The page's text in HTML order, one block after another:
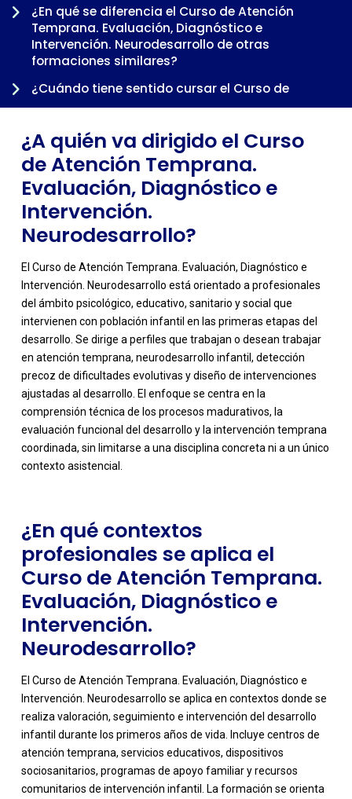
¿En qué se diferencia el Curso de Atención
Temprana. Evaluación, Diagnóstico e
Intervención. Neurodesarrollo de otras
formaciones similares?
¿Cuándo tiene sentido cursar el Curso de
Atención Temprana. Evaluación, Diagnóstico e
trayectoria profesional?
¿A quién va dirigido el Curso
de Atención Temprana.
Evaluación, Diagnóstico e
Intervención.
Neurodesarrollo?
El Curso de Atención Temprana. Evaluación, Diagnóstico e
Intervención. Neurodesarrollo está orientado a profesionales
del ámbito psicológico, educativo, sanitario y social que
intervienen con población infantil en las primeras etapas del
desarrollo. Se dirige a perfiles que trabajan o desean trabajar
en atención temprana, neurodesarrollo infantil, detección
precoz de dificultades evolutivas y diseño de intervenciones
ajustadas al desarrollo. El enfoque se centra en la
comprensión técnica de los procesos madurativos, la
evaluación funcional del desarrollo y la intervención temprana
coordinada, sin limitarse a una disciplina concreta ni a un único
contexto asistencial.
-
¿En qué contextos
profesionales se aplica el
Curso de Atención Temprana.
Evaluación, Diagnóstico e
Intervención.
Neurodesarrollo?
El Curso de Atención Temprana. Evaluación, Diagnóstico e
Intervención. Neurodesarrollo se aplica en contextos donde se
realiza valoración, seguimiento e intervención del desarrollo
infantil durante los primeros años de vida. Incluye centros de
atención temprana, servicios educativos, dispositivos
sociosanitarios, programas de apoyo familiar y recursos
comunitarios de intervención infantil. La formación se orienta